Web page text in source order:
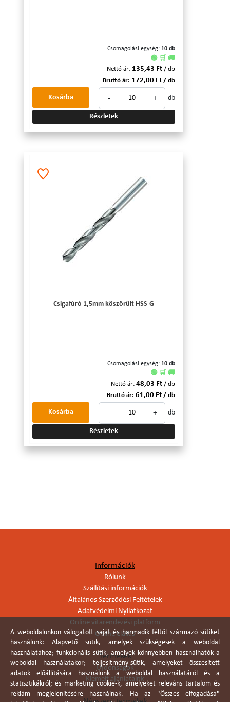
Csomagolási egység: 10 db
🟢 🛒 🚚
Nettó ár: 135,43 Ft / db
Bruttó ár: 172,00 Ft / db
- + db
Kosárba
Részletek
Csigafúró 1,5mm köszörült HSS-G
Csomagolási egység: 10 db
🟢 🛒 🚚
Nettó ár: 48,03 Ft / db
Bruttó ár: 61,00 Ft / db
- + db
Kosárba
Részletek
Információk
Rólunk
Szállítási információk
Általános Szerződési Feltételek
Adatvédelmi Nyilatkozat
Online vitarendezési platform
Online elállás
Termékek
Újdonságok
Kiemelt ajánlataink
A weboldalunkon válogatott saját és harmadik féltől származó sütiket
használunk: Alapvető sütik, amelyek szükségesek a weboldal
használatához; funkcionális sütik, amelyek könnyebben használhatók a
weboldal használatakor; teljesítmény-sütik, amelyeket összesített
adatok előállítására használunk a weboldal használatáról és a
statisztikákról; és marketing cookie-k, amelyeket releváns tartalom és
reklám megjelenítésére használnak. Ha az "Összes elfogadása"